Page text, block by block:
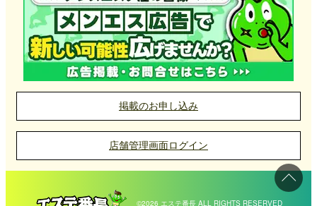
に応える店舗が揃っています。
埼玉県メンズエステ店の選び方
埼玉県の主要駅である大宮駅や浦和駅周辺はもちろ
ん、さいたま市全体や川越、所沢などでもメンズエ
ステを楽しめるお店が多数存在します。出張型のサ
ービスも広範囲に対応しており、自宅や宿泊先で気
守谷
神栖
取手
土浦
伊勢崎
太田
前橋
館林
宇都宮
那須塩原
小山
東京都
新宿
吉祥寺
府中
町田
中野
神奈川県
横浜
川崎
伊勢佐木長者町
千葉県
千葉
松戸
柏
埼玉県
浦和
兵庫県 滋賀県
奈良県 和歌山県
愛知県 岐阜県
三重県 静岡県
北海道・東北
北海道 岩手県
秋田県 青森県
福島県
九州・沖縄
福岡県 大分県
熊本県 鹿児島県
沖縄県 佐賀県
中国
岡山県 広島県
山口県 鳥取県
島根県
北陸・甲信越
福井県 新潟県
四国
掲載のお申し込み
店舗管理画面ログイン
©2026 エステ番長 ALL RIGHTS RESERVED